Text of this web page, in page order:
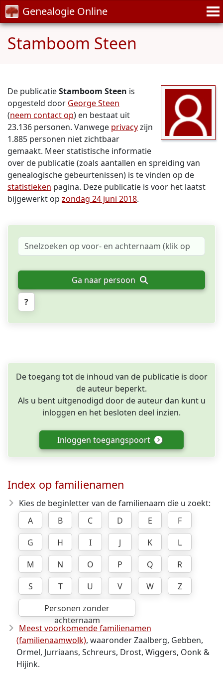
Genealogie Online
Stamboom Steen
De publicatieStamboom Steen is
opgesteld door George Steen
(neem contact op) en bestaat uit
23.136 personen. Vanwege privacyzijn
1.885 personen niet zichtbaar
gemaakt. Meer statistische informatie
over de publicatie (zoals aantallen en spreiding van
genealogische gebeurtenissen) is te vinden op de
statistieken pagina. Deze publicatie is voor het laatst
bijgewerkt op zondag 24 juni 2018.
Ga naar persoon
?
De toegang tot de inhoud van de publicatie is door
de auteur beperkt.
Als u bent uitgenodigd door de auteur dan kunt u
inloggen en het besloten deel inzien.
Inloggen toegangspoort
Index op familienamen
Kies de beginletter van de familienaam die u zoekt:
A
B C D E
F
G
H I J K
L
M
N O P Q
R
S
T U V W
Z
Personen zonder
achternaam
Meest voorkomende familienamen
(familienaamwolk), waaronder Zaalberg, Gebben,
Ormel, Jurriaans, Schreurs, Drost, Wiggers, Oonk &
Hijink.